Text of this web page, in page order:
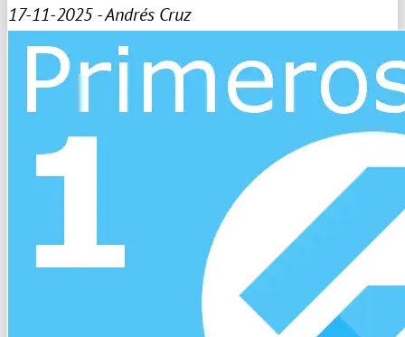
17-11-2025 - Andrés Cruz